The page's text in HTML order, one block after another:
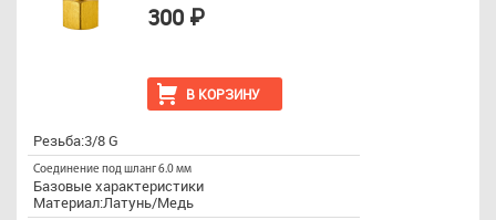
В КОРЗИНУ
300 ₽
Резьба:3/8 G
Соединение под шланг 6.0 мм
Базовые характеристики
Материал:Латунь/Медь